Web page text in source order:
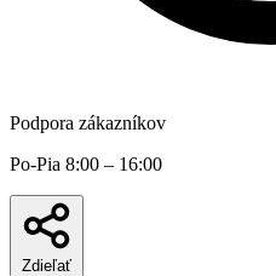
Podpora zákazníkov
Po-Pia 8:00 – 16:00
Zdieľať